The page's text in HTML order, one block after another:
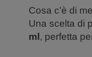
Cosa c’è di
Una scelta di
ml , perfetta